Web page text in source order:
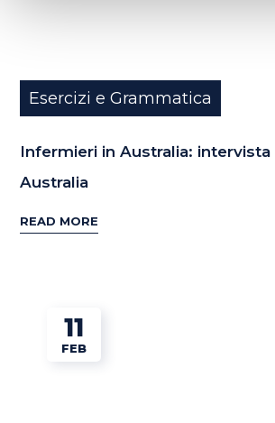
Esercizi e Grammatica
Infermieri in Australia: intervista
Australia
READ MORE
11
FEB